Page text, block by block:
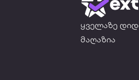
ყველაზე
მაღაზია